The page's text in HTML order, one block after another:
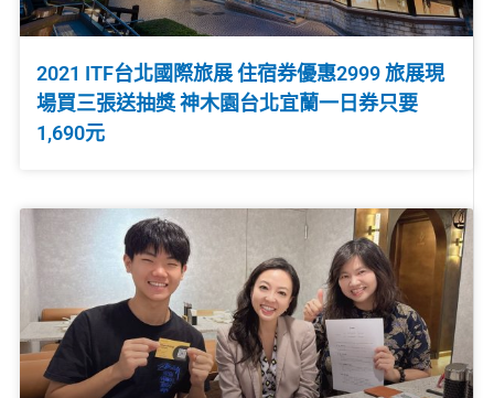
2021 ITF台北國際旅展 住宿券優惠2999 旅展現
場買三張送抽獎 神木園台北宜蘭一日券只要
1,690元